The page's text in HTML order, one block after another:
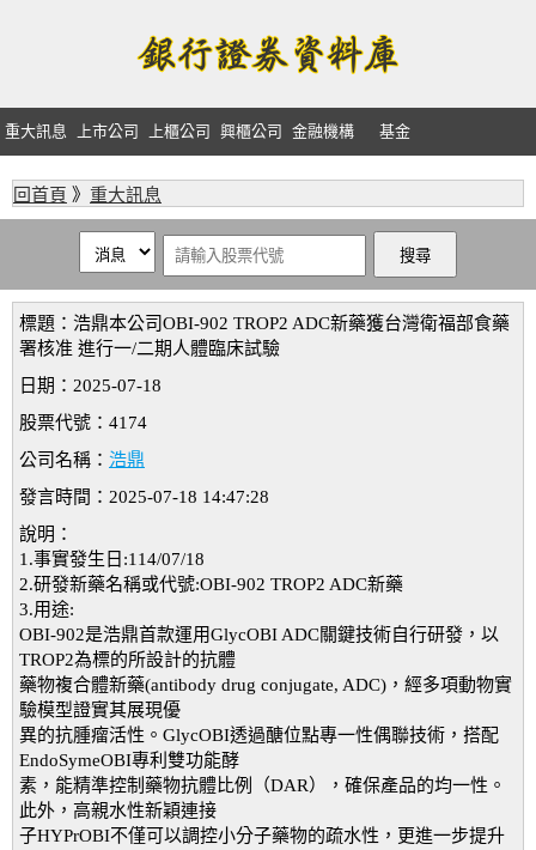
重大訊息 上市公司 上櫃公司 興櫃公司 金融機構 基金
回首頁 》 重大訊息
標題：浩鼎本公司OBI-902 TROP2 ADC新藥獲台灣衛福部食藥
署核准 進行一/二期人體臨床試驗
日期：2025-07-18
股票代號：4174
公司名稱： 浩鼎
發言時間：2025-07-18 14:47:28
說明：
1.事實發生日:114/07/18
2.研發新藥名稱或代號:OBI-902 TROP2 ADC新藥
3.用途:
OBI-902是浩鼎首款運用GlycOBI ADC關鍵技術自行研發，以
TROP2為標的所設計的抗體
藥物複合體新藥(antibody drug conjugate, ADC)，經多項動物實
驗模型證實其展現優
異的抗腫瘤活性。GlycOBI透過醣位點專一性偶聯技術，搭配
EndoSymeOBI專利雙功能酵
素，能精準控制藥物抗體比例（DAR），確保產品的均一性。
此外，高親水性新穎連接
子HYPrOBI不僅可以調控小分子藥物的疏水性，更進一步提升